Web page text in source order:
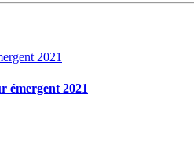
émergent 2021